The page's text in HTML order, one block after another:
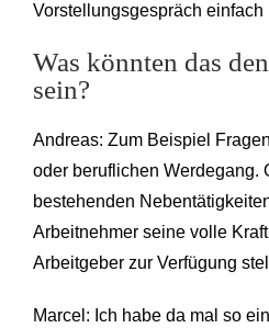
Vorstellungsgespräch einfach
Was könnten das
sein?
Andreas: Zum Beispiel
oder beruflichen Werdegang.
bestehenden
Arbeitnehmer seine volle
Arbeitgeber zur Verfügung
Marcel: Ich habe da mal so